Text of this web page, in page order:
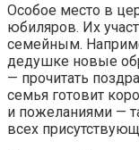
Особое место в
юбиляров. Их
семейным.
дедушке новые
— прочитать
семья готовит
и пожеланиями —
всех